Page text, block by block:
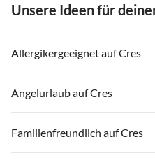
Unsere Ideen für
Allergikergeeignet auf Cres
Angelurlaub auf Cres
Familienfreundlich auf Cres